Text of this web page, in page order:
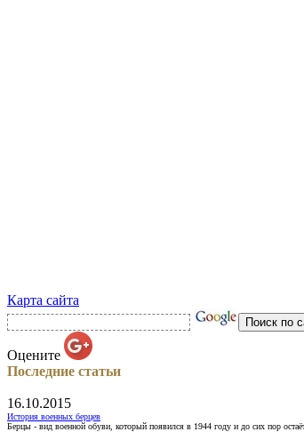
Карта сайта
Оцените
Последние статьи
16.10.2015
История военных берцев
Берцы - вид военной обуви, который появился в 1944 году и до сих пор